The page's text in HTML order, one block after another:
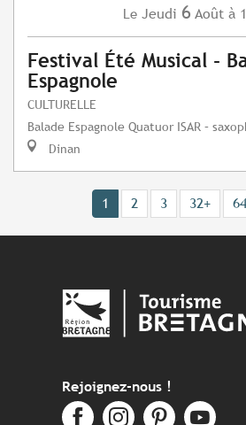
Le Jeudi 6 Août à
Festival Été Musical -
Espagnole
CULTURELLE
Balade Espagnole Quatuor ISAR –
Dinan
1 2 3 32+
Rejoignez-nous !